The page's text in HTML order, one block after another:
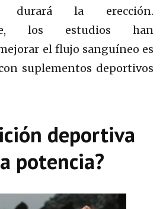
durará la erección.
los estudios han
el flujo sanguíneo es
suplementos deportivos
deportiva
potencia?